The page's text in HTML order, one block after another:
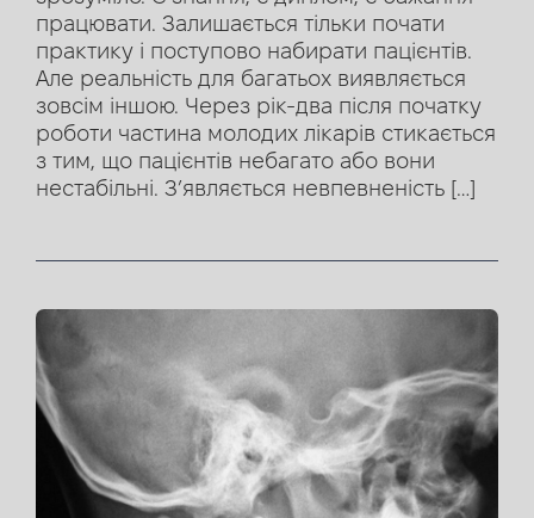
працювати. Залишається тільки почати
практику і поступово набирати пацієнтів.
Але реальність для багатьох виявляється
зовсім іншою. Через рік-два після початку
роботи частина молодих лікарів стикається
з тим, що пацієнтів небагато або вони
нестабільні. З’являється невпевненість […]